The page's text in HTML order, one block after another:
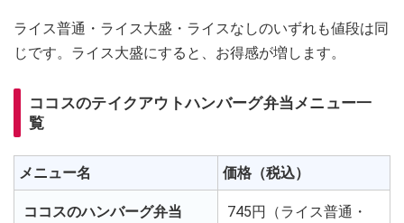
ライス普通・ライス大盛・ライスなしのいずれも値段は同
じです。ライス大盛にすると、お得感が増します。
ココスのテイクアウトハンバーグ弁当メニュー一
覧
メニュー名 価格（税込）
ココスのハンバーグ弁当
745円（ライス普通・